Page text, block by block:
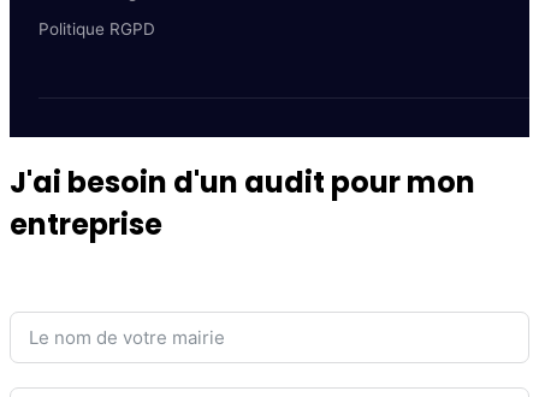
Politique RGPD
J'ai besoin d'un audit pour mon
entreprise